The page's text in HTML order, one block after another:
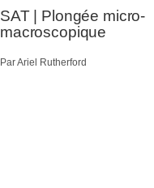
SAT | Plongée micro-
macroscopique
Par Ariel Rutherford